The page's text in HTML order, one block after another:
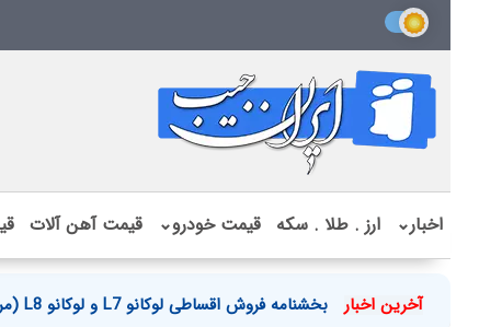
اخبار⌄ ارز . طلا . سکه قیمت خودرو⌄ قیمت آهن آلات
آخرین اخبار بخشنامه فروش اقساطی لوکانو L7 و لوکانو L8 (مرداد 1405)